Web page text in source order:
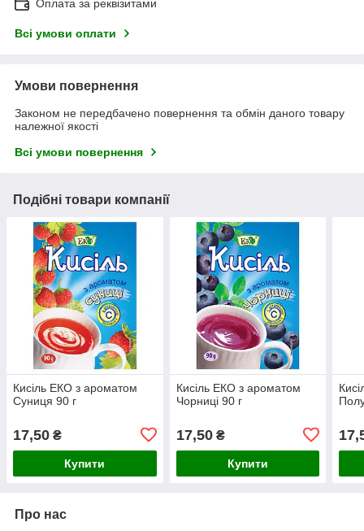
Оплата за реквізитами
Всі умови оплати
Умови повернення
Законом не передбачено повернення та обмін даного товару
належної якості
Всі умови повернення
Подібні товари компанії
Кисіль ЕКО з ароматом
Суниця 90 г
17,50 ₴
Купити
Кисіль ЕКО з ароматом
Чорниці 90 г
17,50₴
Купити
Про нас